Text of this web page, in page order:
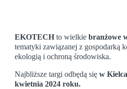
EKOTECH to wielkie branżowe
tematyki zawiązanej z gospodarką
ekologią i ochroną środowiska.
Najbliższe targi odbędą się w
kwietnia 2024 roku.